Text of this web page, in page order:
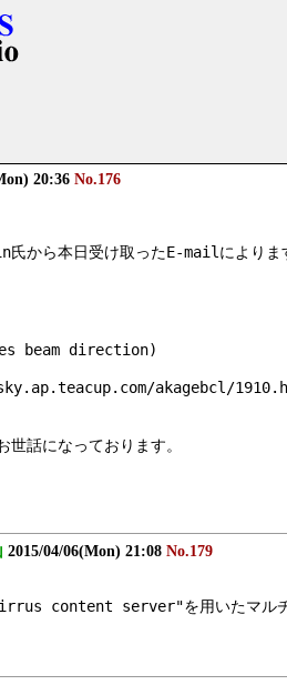
20:36 No.176
から本日受け取ったE-mailによります
beam direction)
akagebcl/
話になっております。
2015/04/06(Mon) 21:08 No.179
content server"を用いたマルチ